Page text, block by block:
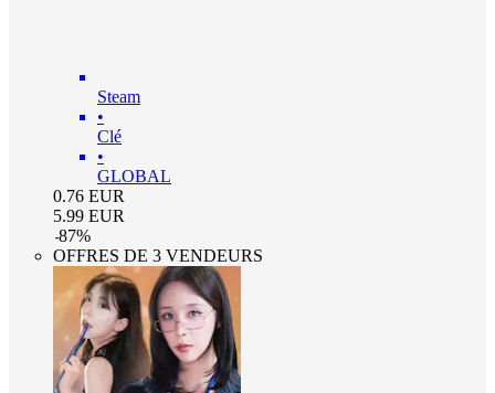
Steam
•
Clé
•
GLOBAL
0.76 EUR
5.99 EUR
-87%
OFFRES DE 3 VENDEURS